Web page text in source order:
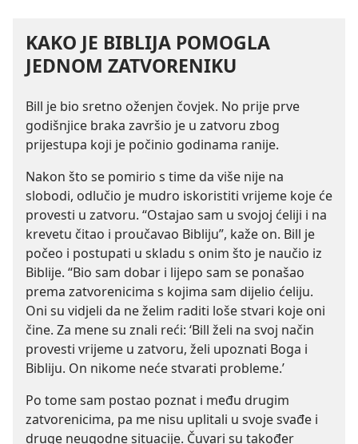
KAKO JE BIBLIJA POMOGLA
JEDNOM ZATVORENIKU
Bill je bio sretno oženjen čovjek. No prije prve
godišnjice braka završio je u zatvoru zbog
prijestupa koji je počinio godinama ranije.
Nakon što se pomirio s time da više nije na
slobodi, odlučio je mudro iskoristiti vrijeme koje će
provesti u zatvoru. “Ostajao sam u svojoj ćeliji i na
krevetu čitao i proučavao Bibliju”, kaže on. Bill je
počeo i postupati u skladu s onim što je naučio iz
Biblije. “Bio sam dobar i lijepo sam se ponašao
prema zatvorenicima s kojima sam dijelio ćeliju.
Oni su vidjeli da ne želim raditi loše stvari koje oni
čine. Za mene su znali reći: ‘Bill želi na svoj način
provesti vrijeme u zatvoru, želi upoznati Boga i
Bibliju. On nikome neće stvarati probleme.’
Po tome sam postao poznat i među drugim
zatvorenicima, pa me nisu uplitali u svoje svađe i
druge neugodne situacije. Čuvari su također